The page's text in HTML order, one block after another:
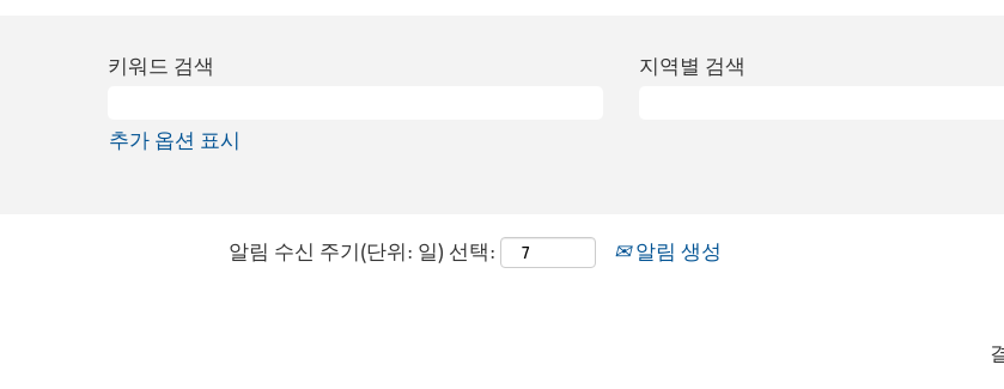
키워드 검색 지역별 검색
추가 옵션 표시
알림 수신 주기(단위: 일) 선택: 알림 생성